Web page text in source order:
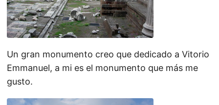
Un gran monumento creo que dedicado a Vitorio
Emmanuel, a mi es el monumento que más me
gusto.